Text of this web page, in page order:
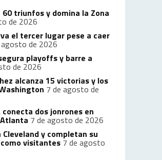
60 triunfos y domina la Zona
de 2026
el tercer lugar pese a caer
de 2026
playoffs y barre a
de 2026
alcanza 15 victorias y los
7 de agosto de
conecta dos jonrones en
7 de agosto de 2026
y completan su
visitantes 7 de agosto